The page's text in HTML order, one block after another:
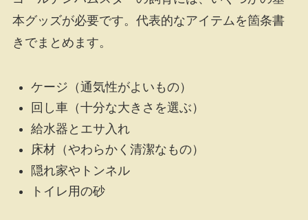
本グッズが必要です。代表的なアイテムを箇条書
きでまとめます。
ケージ（通気性がよいもの）
回し車（十分な大きさを選ぶ）
給水器とエサ入れ
床材（やわらかく清潔なもの）
隠れ家やトンネル
トイレ用の砂